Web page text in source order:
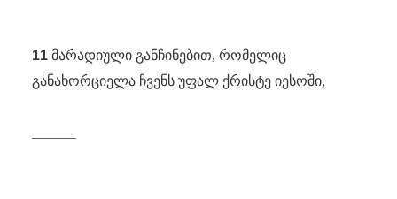
11 მარადიული განჩინებით, რომელიც
განახორციელა ჩვენს უფალ ქრისტე იესოში,